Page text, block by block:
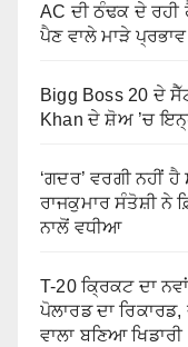
AC ਦੀ ਠੰਢਕ ਦੇ ਰਹੀ
ਪੈਣ ਵਾਲੇ ਮਾੜੇ
Bigg Boss 20 ਦੇ
Khan ਦੇ ਸ਼ੋਅ ’ਚ
‘ਗਦਰ’ ਵਰਗੀ ਨਹੀਂ
ਰਾਜਕੁਮਾਰ ਸੰਤੋਸ਼ੀ ਨੇ
ਨਾਲੋਂ ਵਧੀਆ
T-20 ਕ੍ਰਿਕਟ ਦਾ
ਪੋਲਾਰਡ ਦਾ
ਵਾਲਾ ਬਣਿਆ ਖਿਡਾਰੀ